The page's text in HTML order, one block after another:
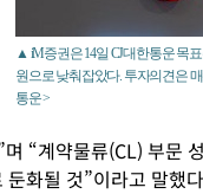
▲ iM증권은 14일 CJ대한통운 목
원으로 낮춰잡았다. 투자의견은
통운 >
“계약물류(CL) 부문
화될 것”이라고 말했